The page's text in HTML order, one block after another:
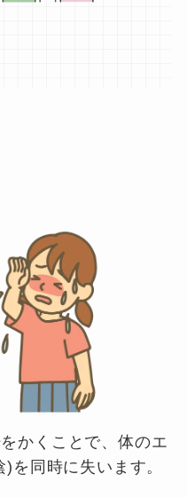
かくことで、体のエ
を同時に失います。